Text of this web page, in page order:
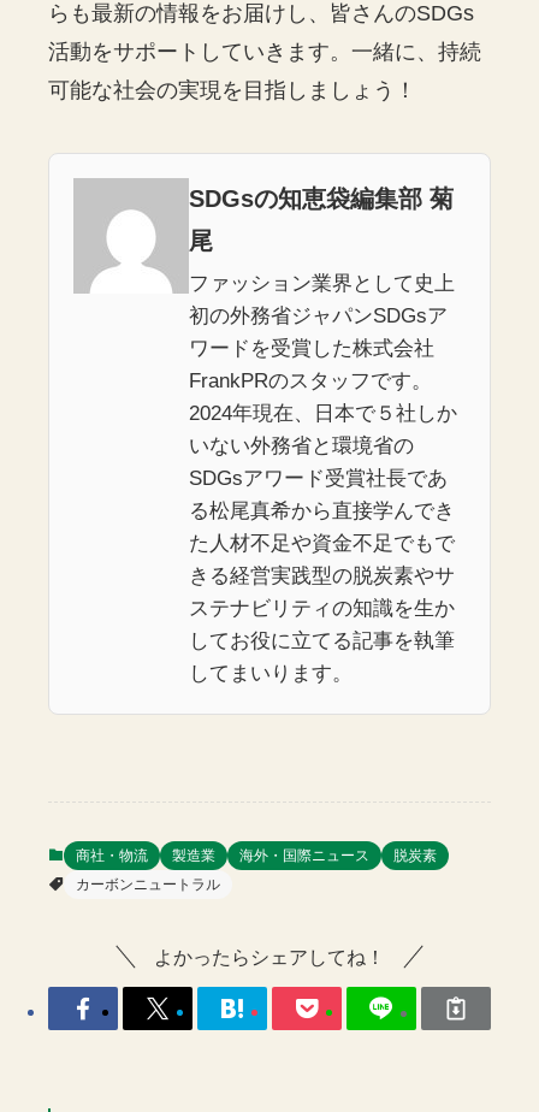
らも最新の情報をお届けし、皆さんのSDGs
活動をサポートしていきます。一緒に、持続
可能な社会の実現を目指しましょう！
SDGsの知恵袋編集部 菊
尾
ファッション業界として史上
初の外務省ジャパンSDGsア
ワードを受賞した株式会社
FrankPRのスタッフです。
2024年現在、日本で５社しか
いない外務省と環境省の
SDGsアワード受賞社長であ
る松尾真希から直接学んでき
た人材不足や資金不足でもで
きる経営実践型の脱炭素やサ
ステナビリティの知識を生か
してお役に立てる記事を執筆
してまいります。
商社・物流 製造業 海外・国際ニュース
脱炭素
カーボンニュートラル
よかったらシェアしてね！